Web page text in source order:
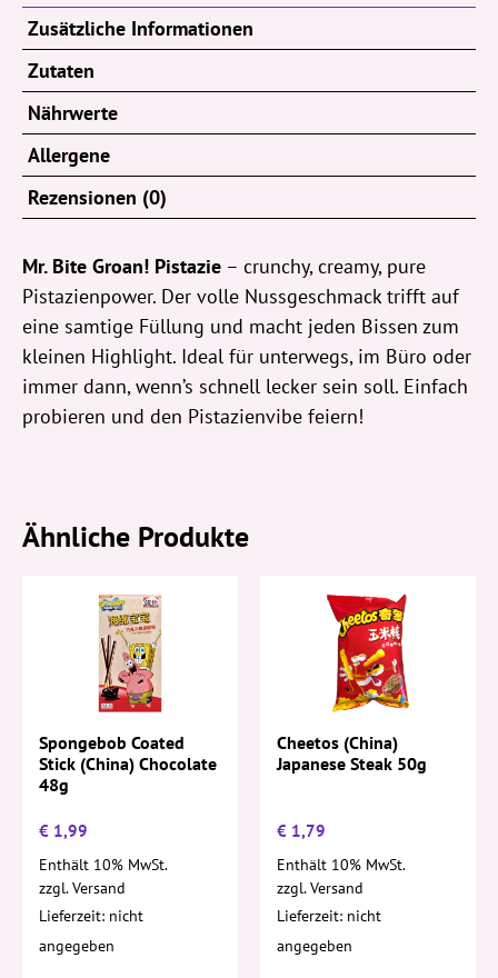
Zusätzliche Informationen
Zutaten
Nährwerte
Allergene
Rezensionen (0)
Mr. Bite Groan! Pistazie – crunchy, creamy, pure
Pistazienpower. Der volle Nussgeschmack trifft auf
eine samtige Füllung und macht jeden Bissen zum
kleinen Highlight. Ideal für unterwegs, im Büro oder
immer dann, wenn’s schnell lecker sein soll. Einfach
probieren und den Pistazienvibe feiern!
Ähnliche Produkte
Spongebob Coated
Stick (China) Chocolate
48g
€ 1,99
Enthält 10% MwSt.
zzgl.Versand
Lieferzeit: nicht
angegeben
Cheetos (China)
Japanese Steak 50g
€ 1,79
Enthält 10% MwSt.
zzgl.Versand
Lieferzeit: nicht
angegeben